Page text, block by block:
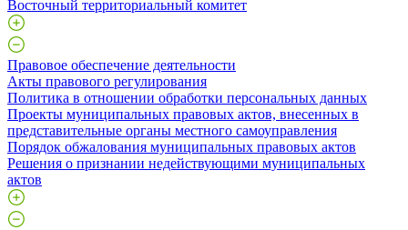
Восточный территориальный комитет
Правовое обеспечение деятельности
Акты правового регулирования
Политика в отношении обработки персональных данных
Проекты муниципальных правовых актов, внесенных в
представительные органы местного самоуправления
Порядок обжалования муниципальных правовых актов
Решения о признании недействующими муниципальных
актов